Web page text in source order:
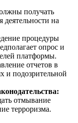
получать
деятельности на
процедуры
опрос и
платформы.
отчетов в
и подозрительной
отмывание
терроризма.